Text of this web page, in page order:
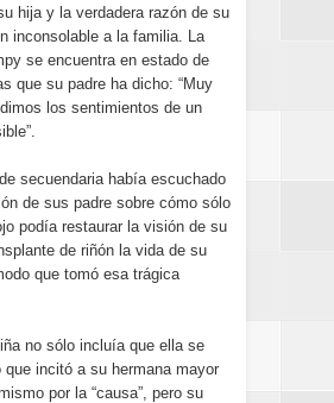
hija y la verdadera razón de su
inconsolable a la familia. La
se encuentra en estado de
que su padre ha dicho: “Muy
los sentimientos de un
secuendaria había escuchado
de sus padre sobre cómo sólo
podía restaurar la visión de su
de riñón la vida de su
que tomó esa trágica
no sólo incluía que ella se
que incitó a su hermana mayor
por la “causa”, pero su